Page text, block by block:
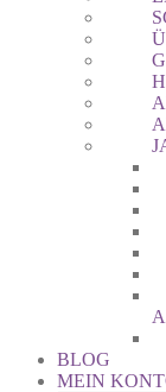
BLOG
MEIN